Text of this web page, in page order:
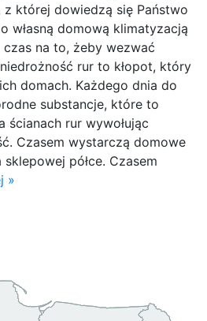
której dowiedzą się Państwo
własną domową klimatyzacją
na to, żeby wezwać
rur to kłopot, który
domach. Każdego dnia do
substancje, które to
ścianach rur wywołując
Czasem wystarczą domowe
półce. Czasem
»